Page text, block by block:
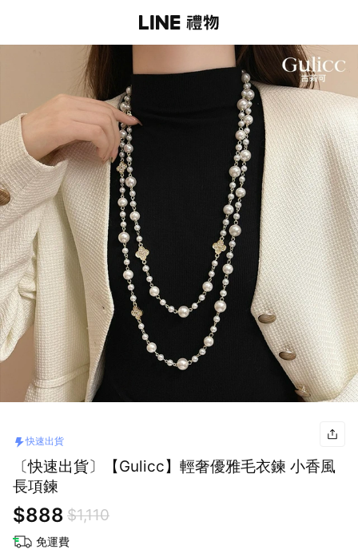
快速出貨
〔快速出貨〕【Gulicc】輕奢優雅毛衣鍊 小香風
長項鍊
$888 $1,110
免運費